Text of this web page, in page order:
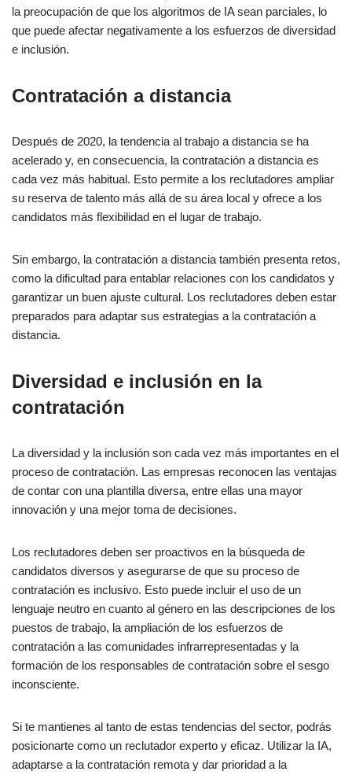
la preocupación de que los algoritmos de IA sean parciales, lo
que puede afectar negativamente a los esfuerzos de diversidad
e inclusión.
Contratación a distancia
Después de 2020, la tendencia al trabajo a distancia se ha
acelerado y, en consecuencia, la contratación a distancia es
cada vez más habitual. Esto permite a los reclutadores ampliar
su reserva de talento más allá de su área local y ofrece a los
candidatos más flexibilidad en el lugar de trabajo.
Sin embargo, la contratación a distancia también presenta retos,
como la dificultad para entablar relaciones con los candidatos y
garantizar un buen ajuste cultural. Los reclutadores deben estar
preparados para adaptar sus estrategias a la contratación a
distancia.
Diversidad e inclusión en la
contratación
La diversidad y la inclusión son cada vez más importantes en el
proceso de contratación. Las empresas reconocen las ventajas
de contar con una plantilla diversa, entre ellas una mayor
innovación y una mejor toma de decisiones.
Los reclutadores deben ser proactivos en la búsqueda de
candidatos diversos y asegurarse de que su proceso de
contratación es inclusivo. Esto puede incluir el uso de un
lenguaje neutro en cuanto al género en las descripciones de los
puestos de trabajo, la ampliación de los esfuerzos de
contratación a las comunidades infrarrepresentadas y la
formación de los responsables de contratación sobre el sesgo
inconsciente.
Si te mantienes al tanto de estas tendencias del sector, podrás
posicionarte como un reclutador experto y eficaz. Utilizar la IA,
adaptarse a la contratación remota y dar prioridad a la